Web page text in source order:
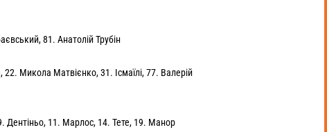
81. Анатолій Трубін
Микола Матвієнко, 31. Ісмаїлі, 77. Валерій
Дентіньо, 11. Марлос, 14. Тете, 19. Манор